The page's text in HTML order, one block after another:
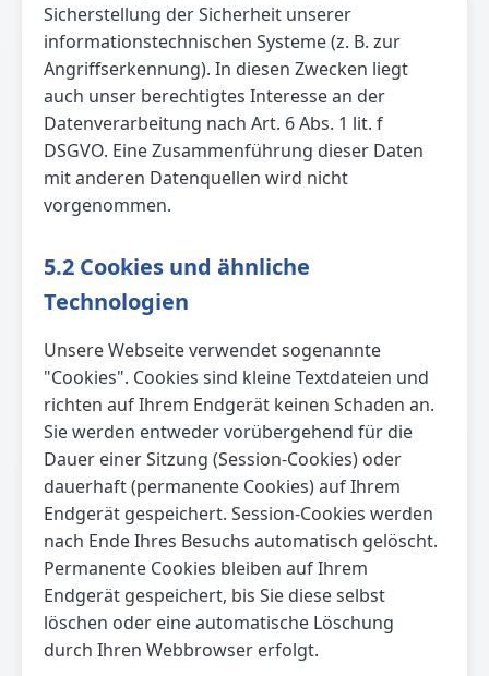
Sicherstellung der Sicherheit unserer
informationstechnischen Systeme (z. B. zur
Angriffserkennung). In diesen Zwecken liegt
auch unser berechtigtes Interesse an der
Datenverarbeitung nach Art. 6 Abs. 1 lit. f
DSGVO. Eine Zusammenführung dieser Daten
mit anderen Datenquellen wird nicht
vorgenommen.
5.2 Cookies und ähnliche
Technologien
Unsere Webseite verwendet sogenannte
"Cookies". Cookies sind kleine Textdateien und
richten auf Ihrem Endgerät keinen Schaden an.
Sie werden entweder vorübergehend für die
Dauer einer Sitzung (Session-Cookies) oder
dauerhaft (permanente Cookies) auf Ihrem
Endgerät gespeichert. Session-Cookies werden
nach Ende Ihres Besuchs automatisch gelöscht.
Permanente Cookies bleiben auf Ihrem
Endgerät gespeichert, bis Sie diese selbst
löschen oder eine automatische Löschung
durch Ihren Webbrowser erfolgt.